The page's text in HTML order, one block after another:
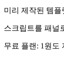
미리 제작된 템
스크립트를 패널
무료 플랜: 1원도